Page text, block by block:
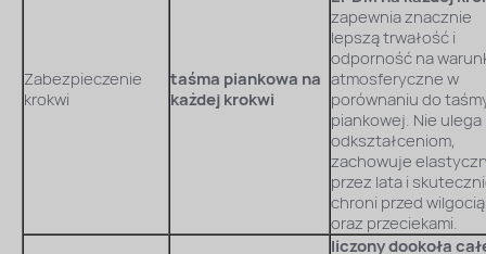
Zabezpieczenie
krokwi
taśma piankowa na
każdej krokwi
zapewnia znacznie
lepszą trwałość i
odporność na
atmosferyczne w
porównaniu do
piankowej. Nie ulega
odkształceniom,
zachowuje
przez lata i
chroni przed wilgocią
oraz przeciekami.
liczony dookoła